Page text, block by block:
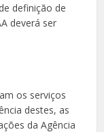
definição de
deverá ser
os serviços
destes, as
da Agência